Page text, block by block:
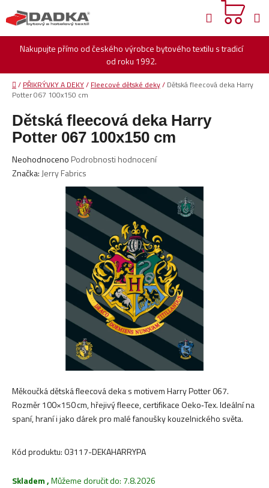
na
obsah
Nakupujte přímo od českého výrobce bytového textilu s tradicí
od roku 1992.
Hledat
Domů
/ PŘIKRÝVKY A DEKY/ Fleecové dětské deky/ Dětská fleecová deka Harry
Potter 067 100x150 cm
Měkoučká dětská fleecová deka s motivem Harry Potter 067.
Rozměr 100×150 cm, hřejivý fleece, certifikace Oeko‑Tex. Ideální na
spaní, hraní i jako dárek pro malé fanoušky kouzelnického světa.
Kód produktu:03117-DEKAHARRYPA
Skladem,Můžeme doručit do: 7.8.2026
Dětská fleecová deka Harry
Potter 067 100x150 cm
Průměrné
hodnocení
Neohodnoceno Podrobnosti hodnocení
Značka: Jerry Fabrics